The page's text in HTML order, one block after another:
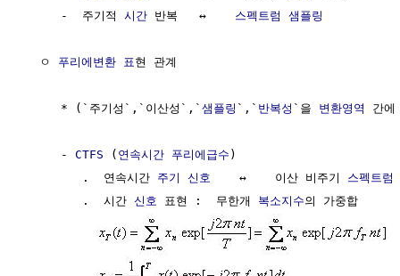
     -  주기적
시간 반복   ↔ 스펙트럼 샘플링
  ㅇ
푸리에변환 표현 관계
     * (`주기성`,`이산성`,`
샘플링 `,` 반복성 `을 변환영역 간
     -
CTFS ( 연속시간 푸리에급수 )
        .  연속시간
주기 신호
    ↔    이산 비주기
스펙트럼
        .  시간
신호 표현 :  무한개 복소지수의 가중합